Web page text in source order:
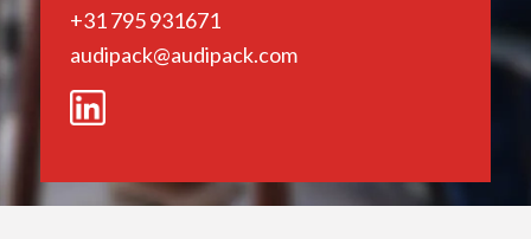
+31 795 931671
audipack@audipack.com